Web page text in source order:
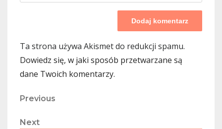
Ta strona używa Akismet do redukcji spamu.
Dowiedz się, w jaki sposób przetwarzane są
dane Twoich komentarzy.
Nawigacja
wpisu
Previous
Previous
Next
Next